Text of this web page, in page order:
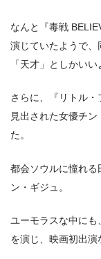
なんと『毒戦
演じていたようで、
「天才」としかい
さらに、『リトル
見出された女優チ
た。
都会ソウルに憧れ
ン・ギジュ。
ユーモラスな中にも
を演じ、映画初出演